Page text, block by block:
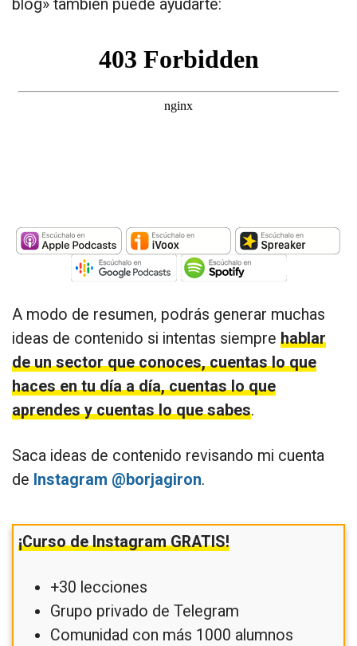
blog» también puede ayudarte:
A modo de resumen, podrás generar muchas
ideas de contenido si intentas siempre hablar
de un sector que conoces, cuentas lo que
haces en tu día a día, cuentas lo que
aprendes y cuentas lo que sabes.
Saca ideas de contenido revisando mi cuenta
de Instagram @borjagiron.
¡Curso de Instagram GRATIS!
+30 lecciones
Grupo privado de Telegram
Comunidad con más 1000 alumnos